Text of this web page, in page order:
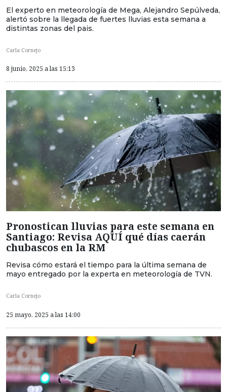
El experto en meteorología de Mega, Alejandro Sepúlveda,
alertó sobre la llegada de fuertes lluvias esta semana a
distintas zonas del pais.
Carla Cornejo
8 junio, 2025 a las 15:13
Pronostican lluvias para este semana en
Santiago: Revisa AQUÍ qué días caerán
chubascos en la RM
Revisa cómo estará el tiempo para la última semana de
mayo entregado por la experta en meteorología de TVN.
Carla Cornejo
25 mayo, 2025 a las 14:00